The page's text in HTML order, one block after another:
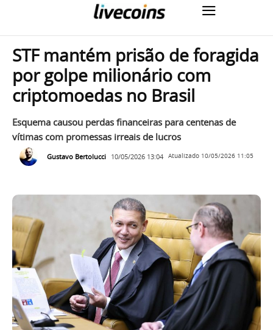
STF mantém prisão de foragida
por golpe milionário com
criptomoedas no Brasil
Esquema causou perdas financeiras para centenas de
vítimas com promessas irreais de lucros
Gustavo Bertolucci 10/05/2026 13:04 Atualizado 10/05/2026 11:05